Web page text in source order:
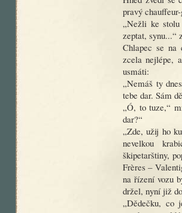
pravý
„Nežli ke
zeptat, synu...“
Chlapec se na
zcela nejlépe,
usmáti:
„Nemáš ty
tebe dar. Sám
„Ó, to tuze,“
dar?“
„Zde, užij ho
nevelkou
škipetarštiny,
Frères –
na řízení vozu
držel, nyní již
„Dědečku, co